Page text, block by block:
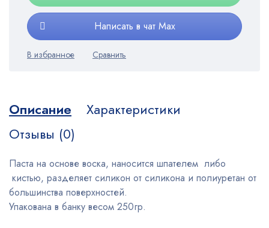
Написать в чат Max
Описание
Характеристики
Отзывы (0)
Паста на основе воска, наносится шпателем либо
кистью, разделяет силикон от силикона и полиуретан от
большинства поверхностей.
Упакована в банку весом 250гр.